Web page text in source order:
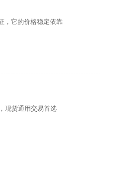
，它的价格稳定依靠
现货通用交易首选